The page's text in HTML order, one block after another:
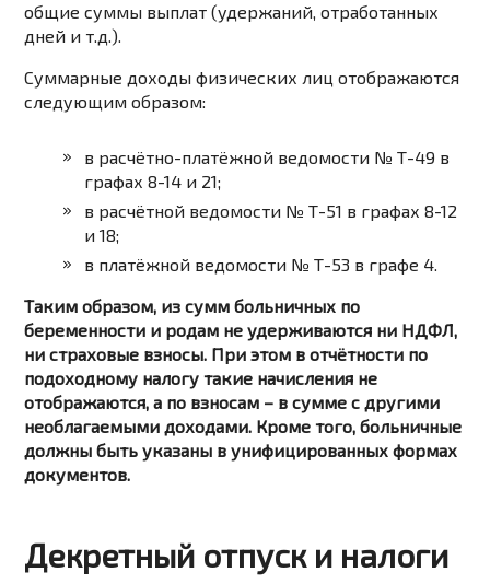
общие суммы выплат (удержаний, отработанных
дней и т.д.).
Суммарные доходы физических лиц отображаются
следующим образом:
в расчётно-платёжной ведомости № Т-49 в
графах 8-14 и 21;
в расчётной ведомости № Т-51 в графах 8-12
и 18;
в платёжной ведомости № Т-53 в графе 4.
Таким образом, из сумм больничных по
беременности и родам не удерживаются ни НДФЛ,
ни страховые взносы. При этом в отчётности по
подоходному налогу такие начисления не
отображаются, а по взносам – в сумме с другими
необлагаемыми доходами. Кроме того, больничные
должны быть указаны в унифицированных формах
документов.
Декретный отпуск и налоги